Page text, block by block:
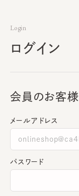
Login
ログイン
会員のお客様
メールアドレス
パスワード